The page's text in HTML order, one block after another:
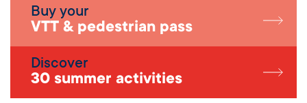
Buy your
VTT & pedestrian pass
Discover
30 summer activities